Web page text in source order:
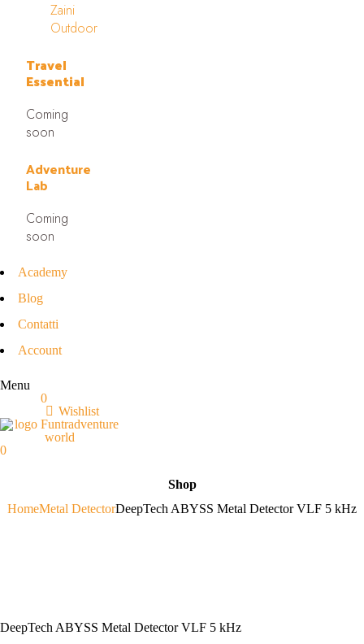
Zaini
Outdoor
Travel
Essential
Coming
soon
Adventure
Lab
Coming
soon
Academy
Blog
Contatti
Account
Menu
0
Wishlist
0
Shop
HomeMetal DetectorDeepTech ABYSS Metal Detector VLF 5 kHz
DeepTech ABYSS Metal Detector VLF 5 kHz